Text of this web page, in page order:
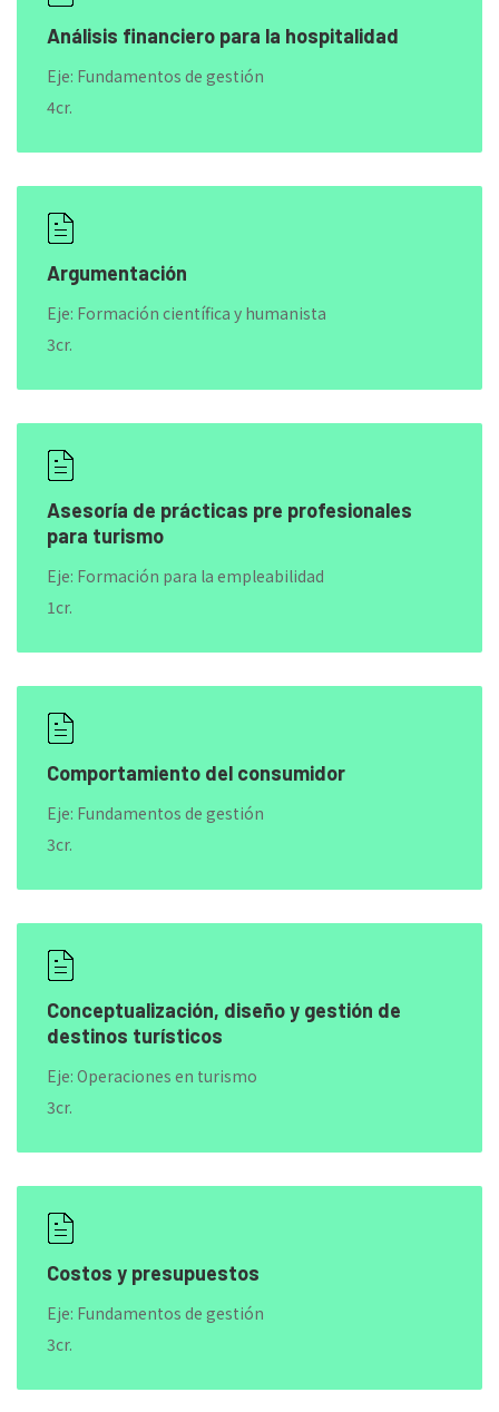
Análisis financiero para la hospitalidad
Eje: Fundamentos de gestión
4cr.
Argumentación
Eje: Formación científica y humanista
3cr.
Asesoría de prácticas pre profesionales
para turismo
Eje: Formación para la empleabilidad
1cr.
Comportamiento del consumidor
Eje: Fundamentos de gestión
3cr.
Conceptualización, diseño y gestión de
destinos turísticos
Eje: Operaciones en turismo
3cr.
Costos y presupuestos
Eje: Fundamentos de gestión
3cr.